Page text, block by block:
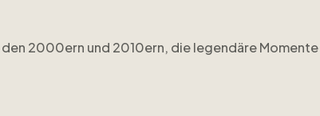
den 2000ern und 2010ern​,​ dielegendäreMomente